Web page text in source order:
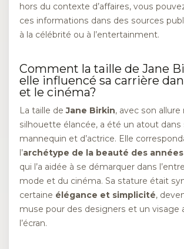
hors du contexte d’affaires, vous
ces informations dans des sources
à la célébrité ou à l’entertainment.
Comment la taille de Jane
elle influencé sa carrière
et le cinéma?
La taille deJane Birkin, avec son
silhouette élancée, a été un atout dans
mannequin et d’actrice. Elle
l’archétype de la beauté des
qui l’a aidée à se démarquer dans
mode et du cinéma. Sa stature était
certaine élégance et simplicité,
muse pour des designers et un visage
l’écran.